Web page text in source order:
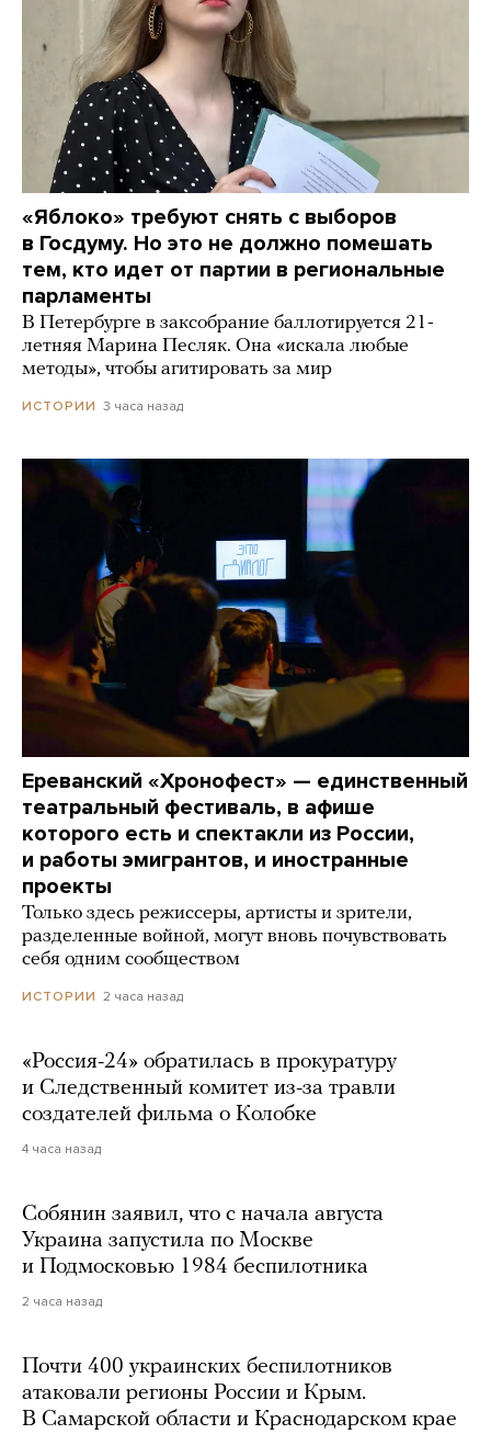
«Яблоко» требуют снять с выборов
в Госдуму. Но это не должно помешать
тем, кто идет от партии в региональные
парламенты
В Петербурге в заксобрание баллотируется 21-
летняя Марина Песляк. Она «искала любые
методы», чтобы агитировать за мир
ИСТОРИИ 3 часа назад
Ереванский «Хронофест» — единственный
театральный фестиваль, в афише
которого есть и спектакли из России,
и работы эмигрантов, и иностранные
проекты
Только здесь режиссеры, артисты и зрители,
разделенные войной, могут вновь почувствовать
себя одним сообществом
ИСТОРИИ 2 часа назад
«Россия-24» обратилась в прокуратуру
и Следственный комитет из-за травли
создателей фильма о Колобке
4 часа назад
Собянин заявил, что с начала августа
Украина запустила по Москве
и Подмосковью 1984 беспилотника
2 часа назад
Почти 400 украинских беспилотников
атаковали регионы России и Крым.
В Самарской области и Краснодарском крае